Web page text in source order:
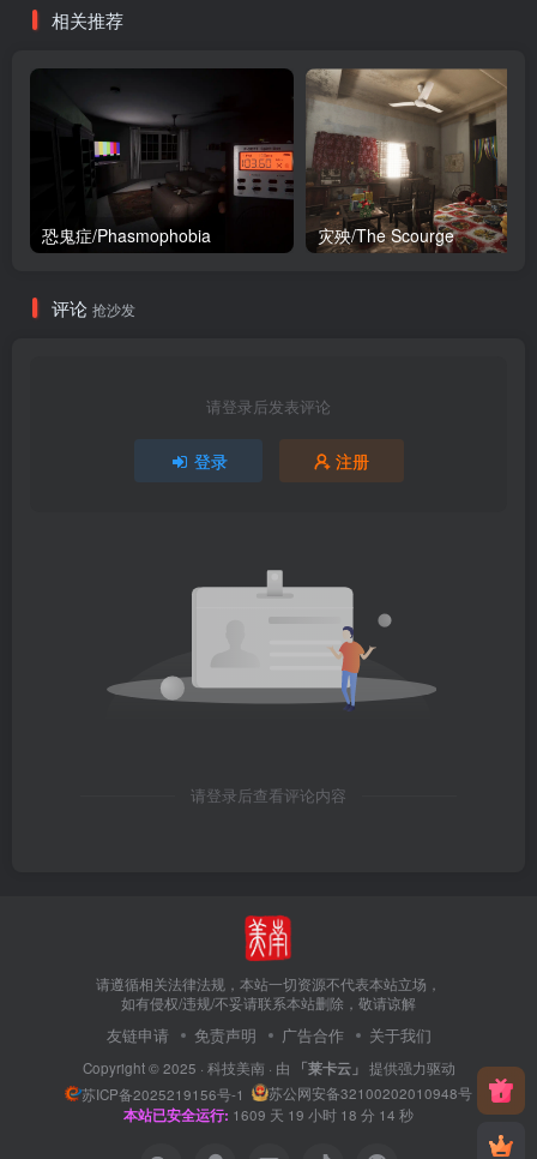
相关推荐
恐鬼症/Phasmophobia 灾殃/The Scourge
评论 抢沙发
请登录后发表评论
登录 注册
请登录后查看评论内容
请遵循相关法律法规，本站一切资源不代表本站立场，
如有侵权/违规/不妥请联系本站删除，敬请谅解
友链申请 免责声明 广告合作 关于我们
Copyright © 2025 · 科技美南 · 由 「莱卡云」 提供强力驱动
苏ICP备2025219156号-1
苏公网安备32100202010948号
本站已安全运行: 1609 天 19 小时 18 分 14 秒